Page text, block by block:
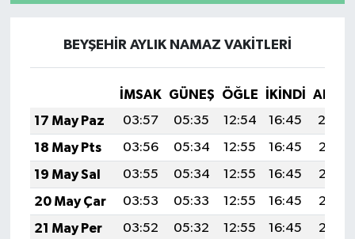
BEYŞEHİR AYLIK NAMAZ VAKITLERI
İMSAK GÜNEŞ ÖĞLE İKINDI
17 May Paz
03:57 05:35 12:54 16:45
20:04
18 May Pts
03:56 05:34 12:55 16:45
20:05
19 May Sal
03:55 05:34 12:55 16:45
20:06
20 May Çar
03:53 05:33 12:55 16:45
20:06
21 May Per
03:52 05:32 12:55 16:45
20:07